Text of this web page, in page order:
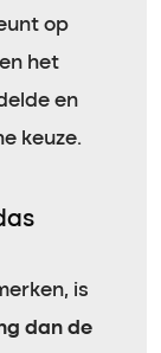
op
het
en
keuze.
is
dan de